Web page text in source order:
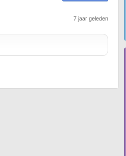
7 jaar geleden